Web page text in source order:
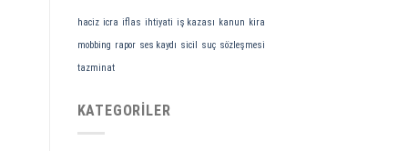
haciz icra iflas ihtiyati iş kazası kanun kira
mobbing rapor ses kaydı sicil suç sözleşmesi
tazminat
KATEGORILER